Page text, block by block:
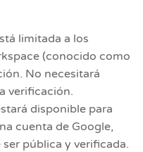
limitada a los
(conocido como
No necesitará
verificación.
disponible para
cuenta de Google,
pública y verificada.